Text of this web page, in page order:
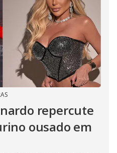
repercute
ousado em